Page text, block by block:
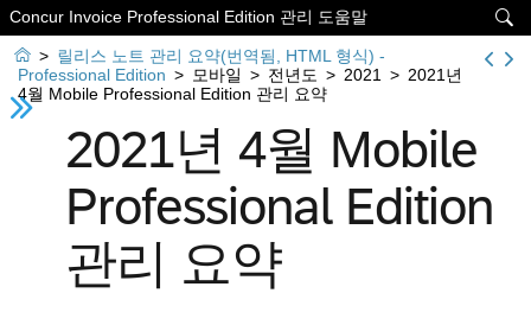

Concur Invoice Professional Edition 관리 도움말
 > 릴리스 노트 관리 요약(번역됨, HTML 형식) -
Professional Edition > 모바일 > 전년도 > 2021 > 2021년
4월 Mobile Professional Edition 관리 요약
2021년 4월 Mobile
Professional Edition
관리 요약